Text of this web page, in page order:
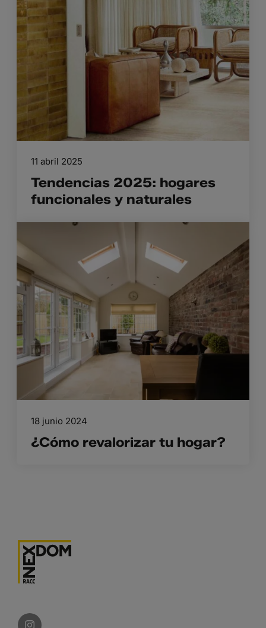
Tendencias 2025: hogares
funcionales y naturales
11 abril 2025
¿Cómo revalorizar tu hogar?
18 junio 2024